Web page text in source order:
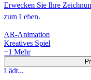
Erwecken Sie Ihre
zum Leben.
AR-Animation
Kreatives Spiel
+1 Mehr
Lädt...